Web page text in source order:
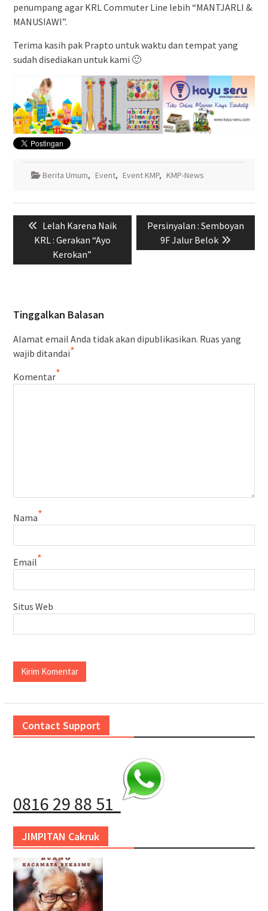
penumpang agar KRL Commuter Line lebih “MANTJARLI &
MANUSIAWI”.
Terima kasih pak Prapto untuk waktu dan tempat yang
sudah disediakan untuk kami 🙂
Berita Umum, Event, Event KMP, KMP-News
pos
Previous
post:
Lelah Karena Naik
KRL : Gerakan “Ayo
Kerokan”
Next
post:
Persinyalan : Semboyan
9F Jalur Belok
Tinggalkan Balasan
Alamat email Anda tidak akan dipublikasikan. Ruas yang
wajib ditandai*
Komentar*
Nama*
Email*
Situs Web
Contact Support
0816 29 88 51
JIMPITAN Cakruk